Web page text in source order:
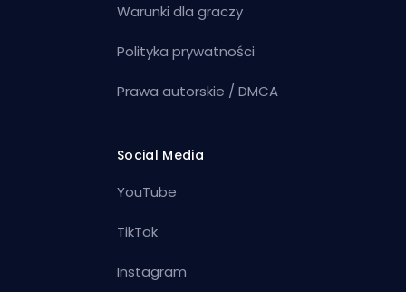
Warunki dla graczy
Polityka prywatności
Prawa autorskie / DMCA
Social Media
YouTube
TikTok
Instagram